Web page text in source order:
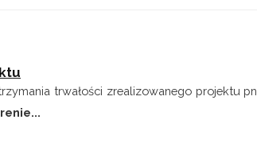
trwałości zrealizowanego projektu pn